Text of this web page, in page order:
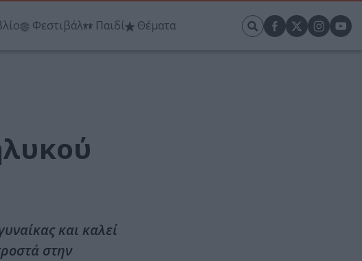
Φεστιβάλ Παιδί Θέματα
και καλεί
στην